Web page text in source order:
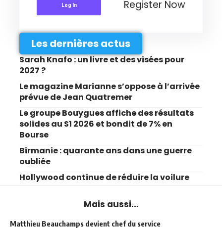
Log In Register Now
Les dernières actus
Sarah Knafo : un livre et des visées pour
2027 ?
Le magazine Marianne s’oppose à l’arrivée
prévue de Jean Quatremer
Le groupe Bouygues affiche des résultats
solides au S1 2026 et bondit de 7% en
Bourse
Birmanie : quarante ans dans une guerre
oubliée
Hollywood continue de réduire la voilure
Mais aussi...
Matthieu Beauchamps devient chef du service